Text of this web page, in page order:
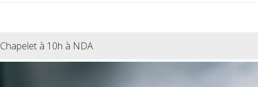
Chapelet à 10h à NDA